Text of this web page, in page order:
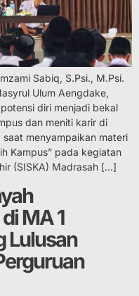
Sabiq, S.Psi., M.Psi.
Ulum Aengdake,
diri menjadi bekal
dan meniti karir di
menyampaikan materi
Kampus” pada kegiatan
(SISKA) Madrasah […]
MA 1
Lulusan